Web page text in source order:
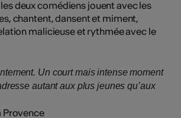
deux comédiens jouent avec les
chantent, dansent et miment,
malicieuse et rythmée avec le
Un court mais intense moment
autant aux plus jeunes qu’aux
Provence